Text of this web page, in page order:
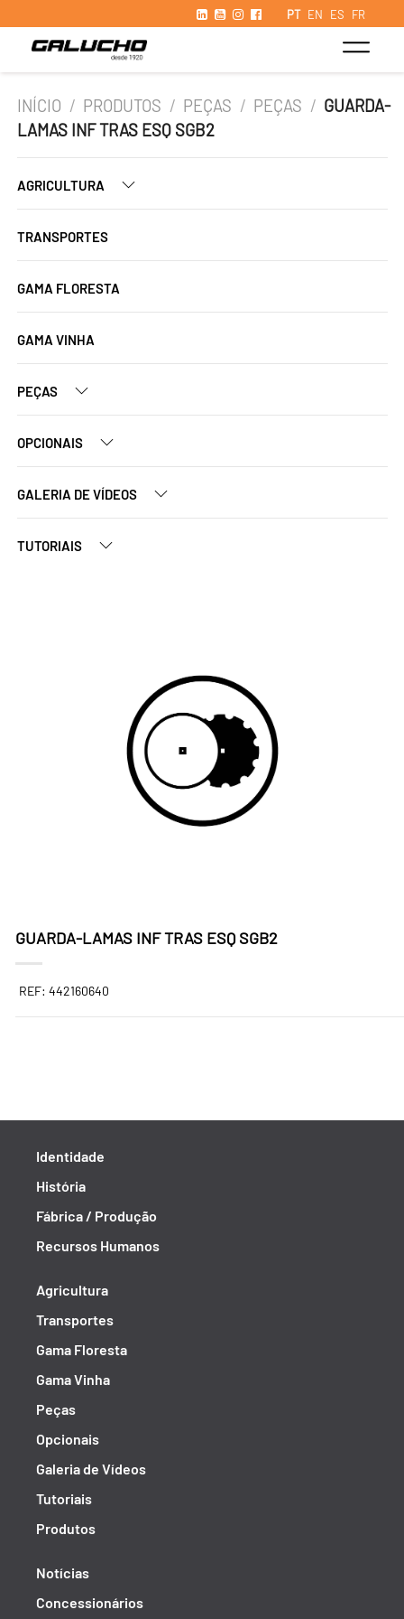
PT EN ES FR
INÍCIO / PRODUTOS / PEÇAS / PEÇAS / GUARDA-
LAMAS INF TRAS ESQ SGB2
AGRICULTURA
TRANSPORTES
GAMA FLORESTA
GAMA VINHA
PEÇAS
OPCIONAIS
GALERIA DE VÍDEOS
TUTORIAIS
GUARDA-LAMAS INF TRAS ESQ SGB2
REF: 442160640
Identidade
História
Fábrica / Produção
Recursos Humanos
Agricultura
Transportes
Gama Floresta
Gama Vinha
Peças
Opcionais
Galeria de Vídeos
Tutoriais
Produtos
Notícias
Concessionários